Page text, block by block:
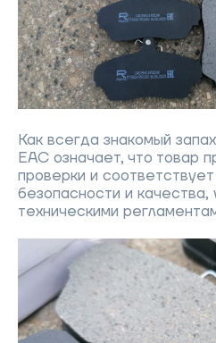
Как всегда знакомый
EAC означает, что товар
проверки и
безопасности и качества,
техническими